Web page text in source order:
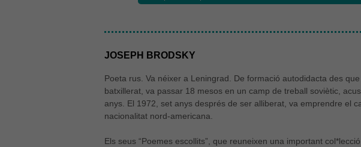
JOSEPH BRODSKY
Poeta rus. Va néixer a Leningrad. De formació autodidacta des
batxillerat, va passar 18 mesos en un camp de treball soviètic,
anys. El 1972, set anys després de ser alliberat, va emprendre el
nacionalitat nord-americana.
Els seus “Poemes escollits”, que reuneixen una important